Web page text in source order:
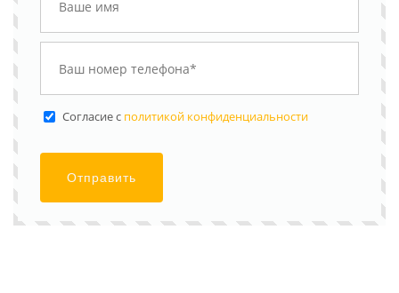
Cогласие с политикой конфиденциальности
Отправить